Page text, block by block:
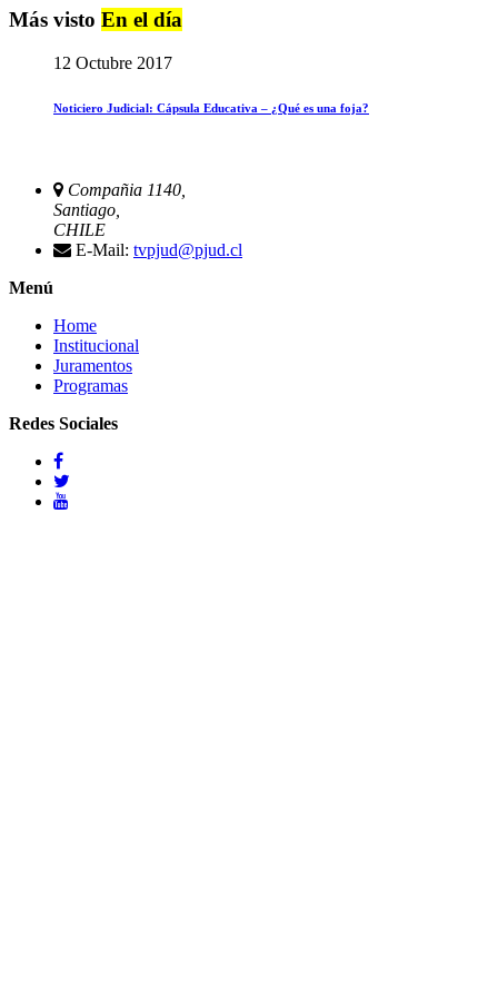
Más visto En el día
12 Octubre 2017
Noticiero Judicial: Cápsula Educativa – ¿Qué es una foja?
Compañia 1140,
Santiago,
CHILE
E-Mail: tvpjud@pjud.cl
Menú
Home
Institucional
Juramentos
Programas
Redes Sociales